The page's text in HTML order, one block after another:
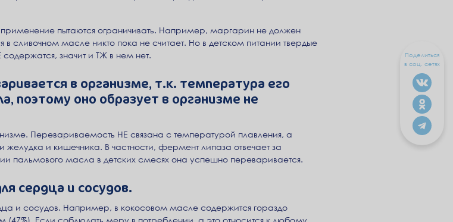
применение пытаются ограничивать. Например, маргарин не должен
в сливочном масле никто пока не считает. Но в детском питании твердые
значит и ТЖ в нем нет.
в организме, т.к. температура его
поэтому оно образует в организме не
Перевариваемость НЕ связана с температурой плавления, а
и кишечника. В частности, фермент липаза отвечает за
пальмового масла в детских смесях она успешно переваривается.
сердца и сосудов.
и сосудов. Например, в кокосовом масле содержится гораздо
Поделиться
в соц. сетях